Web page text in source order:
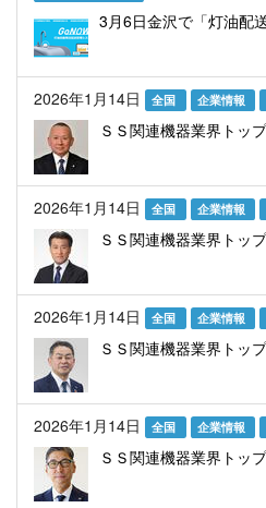
3月6日金沢で「灯油配
2026年1月14日 全国 企業情報
ＳＳ関連機器業界トッ
2026年1月14日 全国 企業情報
ＳＳ関連機器業界トッ
2026年1月14日 全国 企業情報
ＳＳ関連機器業界トッ
2026年1月14日 全国 企業情報
ＳＳ関連機器業界トッ